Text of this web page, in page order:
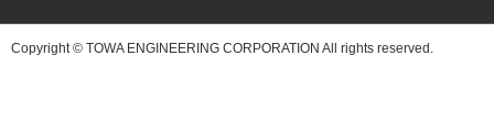
Copyright © TOWA ENGINEERING CORPORATION All rights reserved.